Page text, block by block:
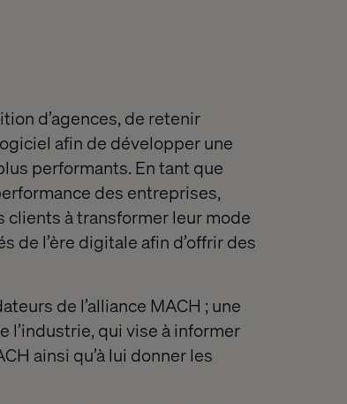
d’agences, de retenir
afin de développer une
performants. En tant que
des entreprises,
à transformer leur mode
de l’ère digitale afin d’offrir des
de l’alliance MACH ; une
l’industrie, qui vise à informer
ainsi qu’à lui donner les